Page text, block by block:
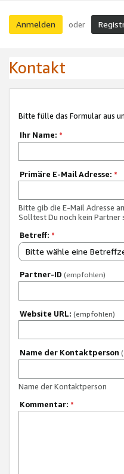
Anmelden oder
Kontakt
Bitte fülle das Formular aus
Ihr Name: *
Primäre E-Mail Adresse: *
Bitte gib die E-Mail Adresse
Solltest Du noch kein Partner
Betreff: *
Bitte wähle eine
Partner-ID (empfohlen)
Website URL: (empfohlen)
Name der Kontaktperson
Name der Kontaktperson
Kommentar: *